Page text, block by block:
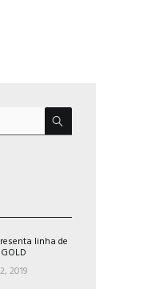
linha de
2019